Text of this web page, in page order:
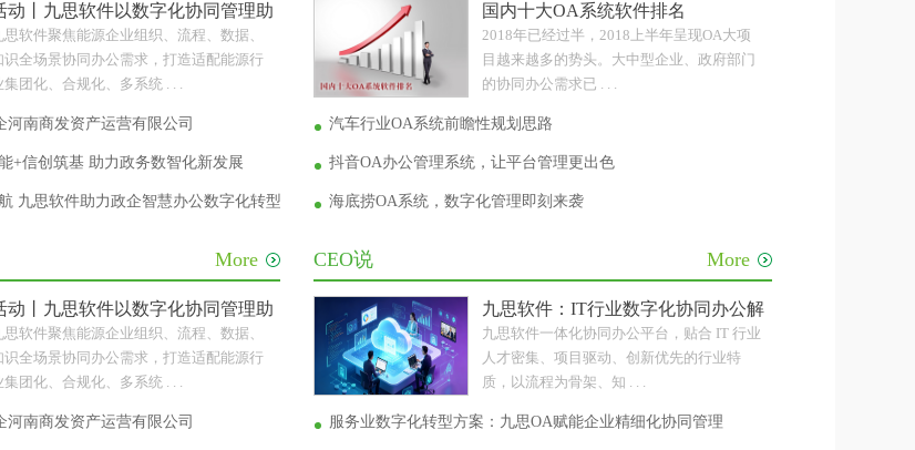
动丨九思软件以数字化协同管理助力能源企业转型升级
思软件聚焦能源企业组织、流程、数据、
识全场景协同办公需求，打造适配能源行
集团化、合规化、多系统 . . .
南商发资产运营有限公司
+信创筑基 助力政务数智化新发展
九思软件助力政企智慧办公数字化转型
国内十大OA系统软件排名
2018年已经过半，2018上半年呈现OA大项
目越来越多的势头。大中型企业、政府部门
的协同办公需求已 . . .
汽车行业OA系统前瞻性规划思路
抖音OA办公管理系统，让平台管理更出色
海底捞OA系统，数字化管理即刻来袭
More
动丨九思软件以数字化协同管理助力能源企业转型升级
思软件聚焦能源企业组织、流程、数据、
识全场景协同办公需求，打造适配能源行
集团化、合规化、多系统 . . .
南商发资产运营有限公司
CEO说 More
九思软件：IT行业数字化协同办公解决方案
九思软件一体化协同办公平台，贴合 IT 行业
人才密集、项目驱动、创新优先的行业特
质，以流程为骨架、知 . . .
服务业数字化转型方案：九思OA赋能企业精细化协同管理